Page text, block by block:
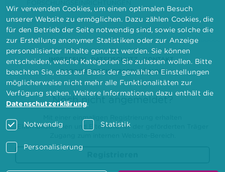
IMPRESSUM DATENSCHUTZ
KONTAKT
BARRIEREFREIHEITSERKLÄRUNG
Noch nicht angemeldet?
Elternbilderinnen und Elternbildner der geförderten Träger
Wir verwenden Cookies, um einen optimalen Besuch
unserer Website zu ermöglichen. Dazu zählen Cookies, die
für den Betrieb der Seite notwendig sind, sowie solche die
zur Erstellung anonymer Statistiken oder zur Anzeige
personalisierter Inhalte genutzt werden. Sie können
entscheiden, welche Kategorien Sie zulassen wollen. Bitte
beachten Sie, dass auf Basis der gewählten Einstellungen
möglicherweise nicht mehr alle Funktionalitäten zur
Verfügung stehen. Weitere Informationen dazu enthält die
Datenschutzerklärung.
Notwendig Statistik
Personalisierung